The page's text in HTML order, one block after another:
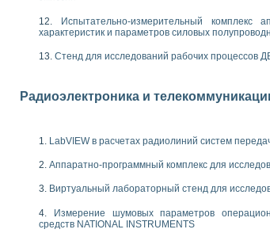
исследований на базе LabVIEW
для исследова¬ния электрофизических свойств
переходных характеристик асинхронных
неиндустриальных камер в производственных
эффективности систем управления в интегрированных
стенда по измерению профиля зеркальной антенны и
нелинейных резистивных цепей
в процесе изучения специальных дисциплин в
WORKBENCH-MULTISIM для
дисциплине «Цифровые вычислительные устройства и
на основе LabVIEW
Испытательно-измерительный комплекс
характеристик и параметров силовых
Стенд для исследований рабочих процессов
Радиоэлектроника и
LabVIEW в расчетах радиолиний систем
Аппаратно-программный комплекс для
Виртуальный лабораторный стенд для
Измерение шумовых параметров
средств NATIONAL INSTRUMENTS